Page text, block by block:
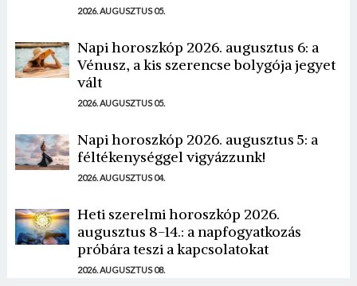
2026. AUGUSZTUS 05.
Napi horoszkóp 2026. augusztus 6: a
Vénusz, a kis szerencse bolygója jegyet
vált
2026. AUGUSZTUS 05.
Napi horoszkóp 2026. augusztus 5: a
féltékenységgel vigyázzunk!
2026. AUGUSZTUS 04.
Heti szerelmi horoszkóp 2026.
augusztus 8-14.: a napfogyatkozás
próbára teszi a kapcsolatokat
2026. AUGUSZTUS 08.